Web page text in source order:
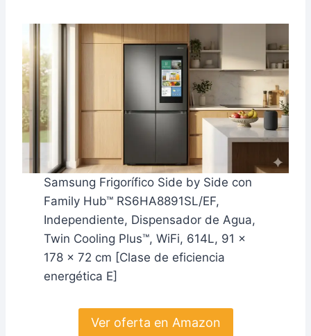
Samsung Frigorífico Side by Side con
Family Hub™ RS6HA8891SL/EF,
Independiente, Dispensador de Agua,
Twin Cooling Plus™, WiFi, 614L, 91 x
178 x 72 cm [Clase de eficiencia
energética E]
Ver oferta en Amazon